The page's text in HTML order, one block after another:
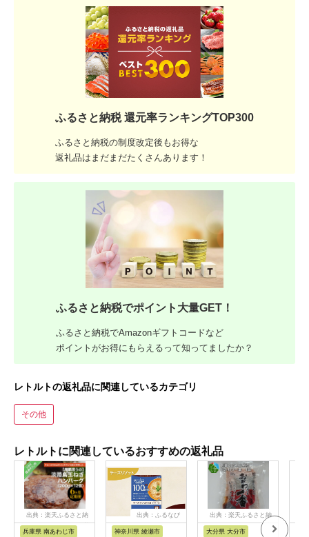
ふるさと納税 還元率ランキングTOP300
ふるさと納税の制度改定後もお得な
返礼品はまだまだたくさんあります！
ふるさと納税でポイント大量GET！
ふるさと納税でAmazonギフトコードなど
ポイントがお得にもらえるって知ってましたか？
レトルトの返礼品に関連しているカテゴリ
その他
レトルトに関連しているおすすめの返礼品
出典：楽天ふるさと納
税
兵庫県 南あわじ市
出典：ふるなび
神奈川県 綾瀬市
出典：楽天ふるさと納
大分県 大分市